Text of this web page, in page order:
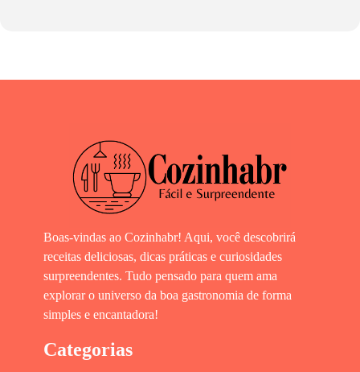
Boas-vindas ao Cozinhabr! Aqui, você descobrirá
receitas deliciosas, dicas práticas e curiosidades
surpreendentes. Tudo pensado para quem ama
explorar o universo da boa gastronomia de forma
simples e encantadora!
Categorias